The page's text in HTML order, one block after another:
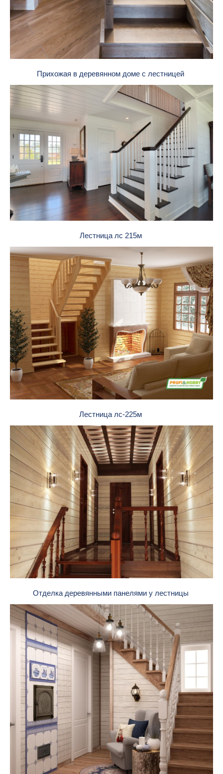
Прихожая в деревянном доме с лестницей
Лестница лс 215м
Лестница лс-225м
Отделка деревянными панелями у лестницы